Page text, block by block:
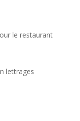
le restaurant
lettrages